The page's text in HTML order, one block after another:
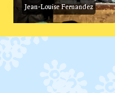
Jean-Louise Fernandez
Les soirs de spectacle, la
Fermé, ouvre Mardi
JARDIN